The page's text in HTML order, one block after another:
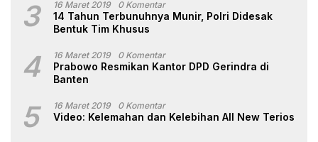
3 16 Maret 2019 0 Komentar
14 Tahun Terbunuhnya Munir, Polri Didesak
Bentuk Tim Khusus
4 16 Maret 2019 0 Komentar
Prabowo Resmikan Kantor DPD Gerindra di
Banten
5 16 Maret 2019 0 Komentar
Video: Kelemahan dan Kelebihan All New Terios